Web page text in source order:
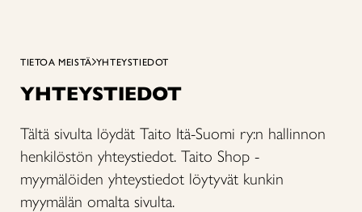
TIETOA MEISTÄ YHTEYSTIEDOT
YHTEYSTIEDOT
Tältä sivulta löydät Taito Itä-Suomi ry:n hallinnon
henkilöstön yhteystiedot. Taito Shop -
myymälöiden yhteystiedot löytyvät kunkin
myymälän omalta sivulta.